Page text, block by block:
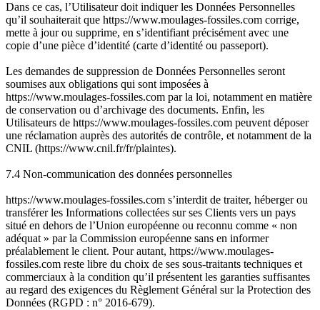
Dans ce cas, l’Utilisateur doit indiquer les Données Personnelles
qu’il souhaiterait que https://www.moulages-fossiles.com corrige,
mette à jour ou supprime, en s’identifiant précisément avec une
copie d’une pièce d’identité (carte d’identité ou passeport).
Les demandes de suppression de Données Personnelles seront
soumises aux obligations qui sont imposées à
https://www.moulages-fossiles.com par la loi, notamment en matière
de conservation ou d’archivage des documents. Enfin, les
Utilisateurs de https://www.moulages-fossiles.com peuvent déposer
une réclamation auprès des autorités de contrôle, et notamment de la
CNIL (https://www.cnil.fr/fr/plaintes).
7.4 Non-communication des données personnelles
https://www.moulages-fossiles.com s’interdit de traiter, héberger ou
transférer les Informations collectées sur ses Clients vers un pays
situé en dehors de l’Union européenne ou reconnu comme « non
adéquat » par la Commission européenne sans en informer
préalablement le client. Pour autant, https://www.moulages-
fossiles.com reste libre du choix de ses sous-traitants techniques et
commerciaux à la condition qu’il présentent les garanties suffisantes
au regard des exigences du Règlement Général sur la Protection des
Données (RGPD : n° 2016-679).